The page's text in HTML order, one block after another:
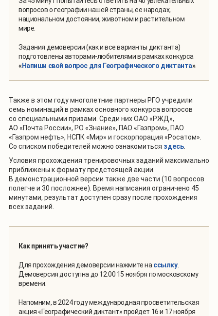
вопросов о географии нашей страны, ее народах,
национальном достоянии, животном и растительном
мире.
Задания демоверсии (как и все варианты диктанта)
подготовлены авторами-любителями в рамках конкурса
«Напиши свой вопрос для Географического диктанта».
Также в этом году многолетние партнеры РГО учредили
семь номинаций в рамках основного конкурса вопросов
со специальными призами. Среди них ОАО «РЖД»,
АО «Почта России», РО «Знание», ПАО «Газпром», ПАО
«Газпром нефть», НСПК «Мир» и госкорпорация «Росатом».
Со списком победителей можно ознакомиться здесь
Условия прохождения тренировочных заданий максимально
приближены к формату предстоящей акции.
В демонстрационной версии также две части (10 вопросов
полегче и 30 посложнее). Время написания ограничено 45
минутами, результат доступен сразу после прохождения
всех заданий.
Как принять участие?
Для прохождения демоверсии нажмите на ссылку.
Демоверсия доступна до 12:00 15 ноября по московскому
времени.
Напомним, в 2024 году международная просветительская
акция «Географический диктант» пройдет 16 и 17 ноября